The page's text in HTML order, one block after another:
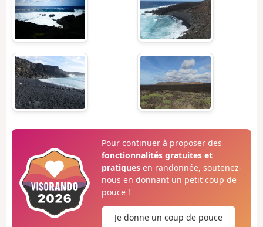
Pour continuer à proposer des
fonctionnalités gratuites et
pratiquesen randonnée, soutenez-
nous en donnant un petit coup de
pouce !
Je donne un coup de pouce